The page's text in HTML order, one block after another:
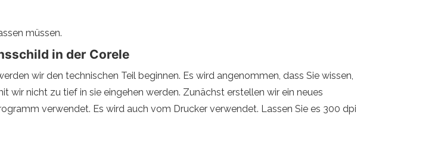
müssen.
in der Corele
wir den technischen Teil beginnen. Es wird angenommen, dass Sie wissen,
wir nicht zu tief in sie eingehen werden. Zunächst erstellen wir ein neues
verwendet. Es wird auch vom Drucker verwendet. Lassen Sie es 300 dpi